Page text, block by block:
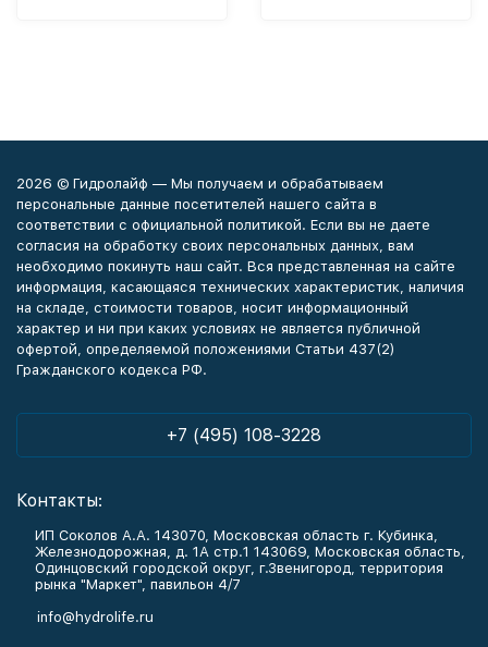
2026 © Гидролайф — Мы получаем и обрабатываем
персональные данные посетителей нашего сайта в
соответствии с официальной политикой. Если вы не даете
согласия на обработку своих персональных данных, вам
необходимо покинуть наш сайт. Вся представленная на сайте
информация, касающаяся технических характеристик, наличия
на складе, стоимости товаров, носит информационный
характер и ни при каких условиях не является публичной
офертой, определяемой положениями Статьи 437(2)
Гражданского кодекса РФ.
+7 (495) 108-3228
Контакты:
ИП Соколов А.А. 143070, Московская область г. Кубинка,
Железнодорожная, д. 1А стр.1 143069, Московская область,
Одинцовский городской округ, г.Звенигород, территория
рынка "Маркет", павильон 4/7
info@hydrolife.ru